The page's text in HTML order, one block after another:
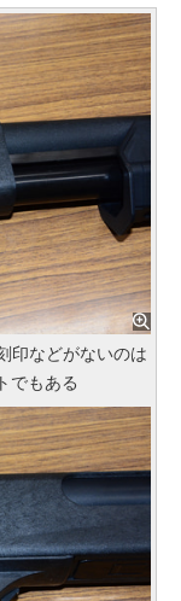
印などがないのは
でもある